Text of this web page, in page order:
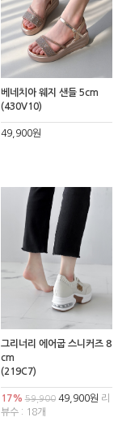
베네치아 웨지 샌들 5cm
(430V10)
49,900원
그리너리 에어굽 스니커즈 8
cm
(219C7)
17% 59,90049,900원 리
뷰수 : 18개